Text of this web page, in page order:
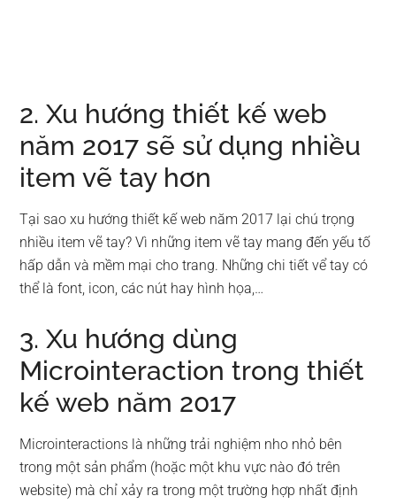
2. Xu hướng thiết kế web
năm 2017 sẽ sử dụng nhiều
item vẽ tay hơn
Tại sao xu hướng thiết kế web năm 2017 lại chú trọng
nhiều item vẽ tay? Vì những item vẽ tay mang đến yếu tố
hấp dẫn và mềm mại cho trang. Những chi tiết vể tay có
thể là font, icon, các nút hay hình họa,…
3. Xu hướng dùng
Microinteraction trong thiết
kế web năm 2017
Microinteractions là những trải nghiệm nho nhỏ bên
trong một sản phẩm (hoặc một khu vực nào đó trên
website) mà chỉ xảy ra trong một trường hợp nhất định